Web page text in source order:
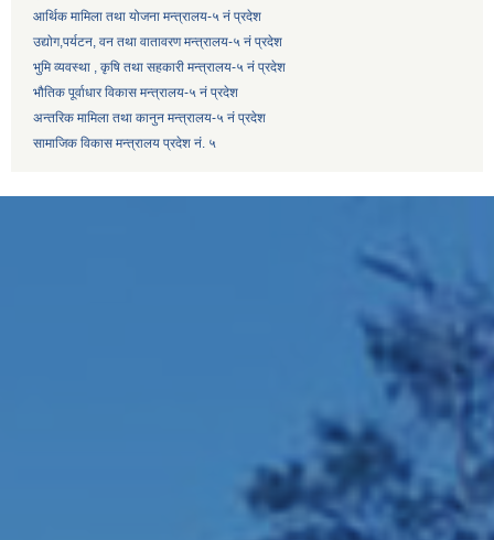
आर्थिक मामिला तथा योजना मन्त्रालय-५ नं प्रदेश
उद्याेग,पर्यटन, वन तथा वातावरण मन्त्रालय-५ नं प्रदेश
भुमि व्यवस्था , कृषि तथा सहकारी मन्त्रालय-५ नं प्रदेश
भौतिक पूर्वाधार विकास मन्त्रालय-५ नं प्रदेश
अन्तरिक मामिला तथा कानुन मन्त्रालय-५ नं प्रदेश
सामाजिक विकास मन्त्रालय प्रदेश नं. ५